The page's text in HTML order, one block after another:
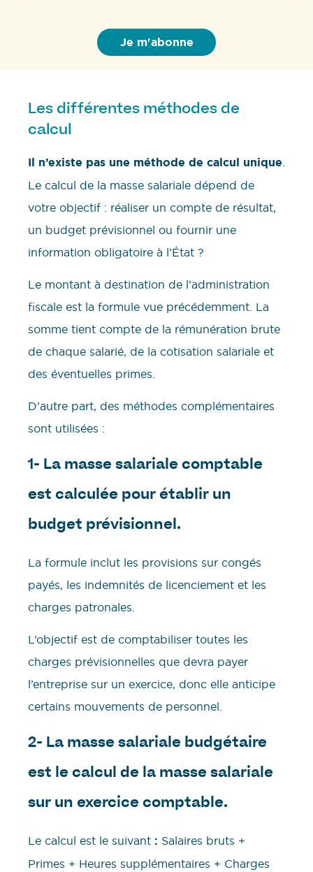
Les différentes méthodes de
calcul
Il n’existe pas une méthode de calcul unique
Le calcul de la masse salariale dépend de
votre objectif : réaliser un compte de résultat,
un budget prévisionnel ou fournir une
information obligatoire à l’État ?
Le montant à destination de l’administration
fiscale est la formule vue précédemment. La
somme tient compte de la rémunération brute
de chaque salarié, de la cotisation salariale et
des éventuelles primes.
D’autre part, des méthodes complémentaires
sont utilisées :
1- La masse salariale comptable
est calculée pour établir un
budget prévisionnel.
La formule inclut les provisions sur congés
payés, les indemnités de licenciement et les
charges patronales.
L’objectif est de comptabiliser toutes les
charges prévisionnelles que devra payer
l’entreprise sur un exercice, donc elle anticipe
certains mouvements de personnel.
2- La masse salariale budgétaire
est le calcul de la masse salariale
sur un exercice comptable.
Le calcul est le suivant : Salaires bruts +
Primes + Heures supplémentaires + Charges